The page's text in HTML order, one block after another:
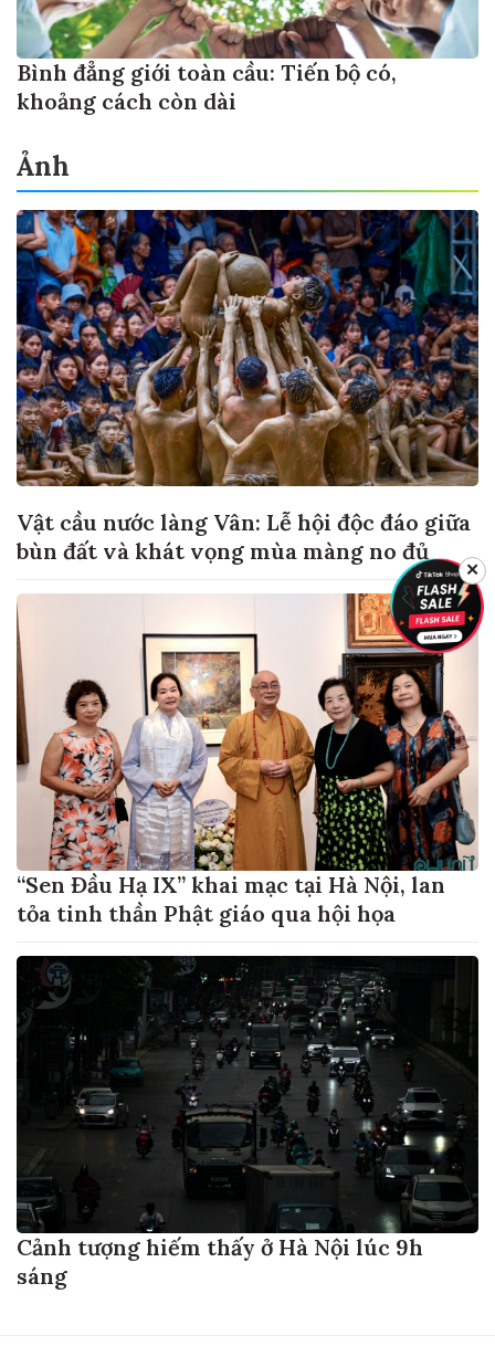
Bình đẳng giới toàn cầu: Tiến bộ có,
khoảng cách còn dài
Ảnh
Vật cầu nước làng Vân: Lễ hội độc đáo giữa
bùn đất và khát vọng mùa màng no đủ
“Sen Đầu Hạ IX” khai mạc tại Hà Nội, lan
tỏa tinh thần Phật giáo qua hội họa
Cảnh tượng hiếm thấy ở Hà Nội lúc 9h
sáng
✕